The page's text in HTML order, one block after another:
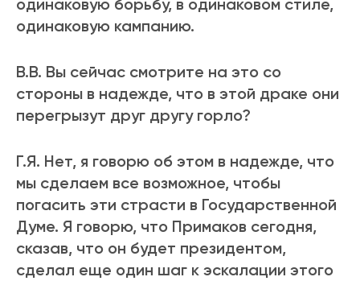
одинаковую борьбу, в одинаковом стиле,
одинаковую кампанию.
В.В. Вы сейчас смотрите на это со
стороны в надежде, что в этой драке они
перегрызут друг другу горло?
Г.Я. Нет, я говорю об этом в надежде, что
мы сделаем все возможное, чтобы
погасить эти страсти в Государственной
Думе. Я говорю, что Примаков сегодня,
сказав, что он будет президентом,
сделал еще один шаг к эскалации этого